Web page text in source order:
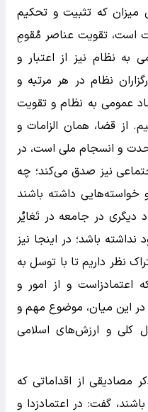
که تثبیت و تحکیم
است، تقویت عناصر مُقومِ
به نظام نیز از اعتبار و
نظام در هر مرتبه و
عمومی به نظام و تقویت
از قضا، همان الزامات و
و انسجام ملی است، در
نیز صدق می‌کند؛ چه
خواسته‌هایی داشته باشند
دیگری در جامعه در تَغایُر
باشد؛ در اینجا نیز
نظر داریم تا با توسل به
اعتمادزاست و از امور و
در این میان، موضوع مهم و
کلی و ارزش‌های اسلامی
مصادیقی از اقداماتی که
گفت: در اعتمادزدا و